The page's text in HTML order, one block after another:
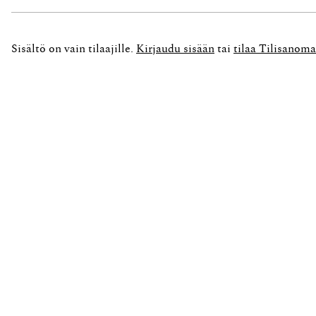
yhdessä muiden kuntien kanssa. Viime
Sisältö on vain tilaajille. Kirjaudu sisään tai tilaa